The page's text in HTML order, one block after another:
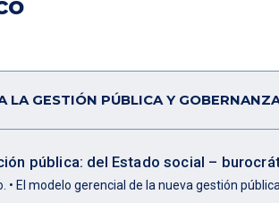
LA GESTIÓN PÚBLICA Y
pública: del Estado social –
• El modelo gerencial de la nueva gestión